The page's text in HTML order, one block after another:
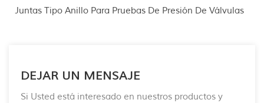
Juntas Tipo Anillo Para Pruebas De Presión De Válvulas
DEJAR UN MENSAJE
Si Usted está interesado en nuestros productos y